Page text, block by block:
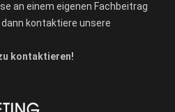
an einem eigenen Fachbeitrag
kontaktiere unsere
kontaktieren!